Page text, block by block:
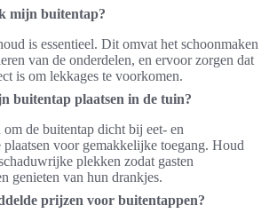
mijn buitentap?
is essentieel. Dit omvat het schoonmaken
van de onderdelen, en ervoor zorgen dat
is om lekkages te voorkomen.
buitentap plaatsen in de tuin?
om de buitentap dicht bij eet- en
plaatsen voor gemakkelijke toegang. Houd
plekken zodat gasten
genieten van hun drankjes.
prijzen voor buitentappen?